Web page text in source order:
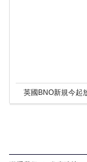
英國BNO新規今起